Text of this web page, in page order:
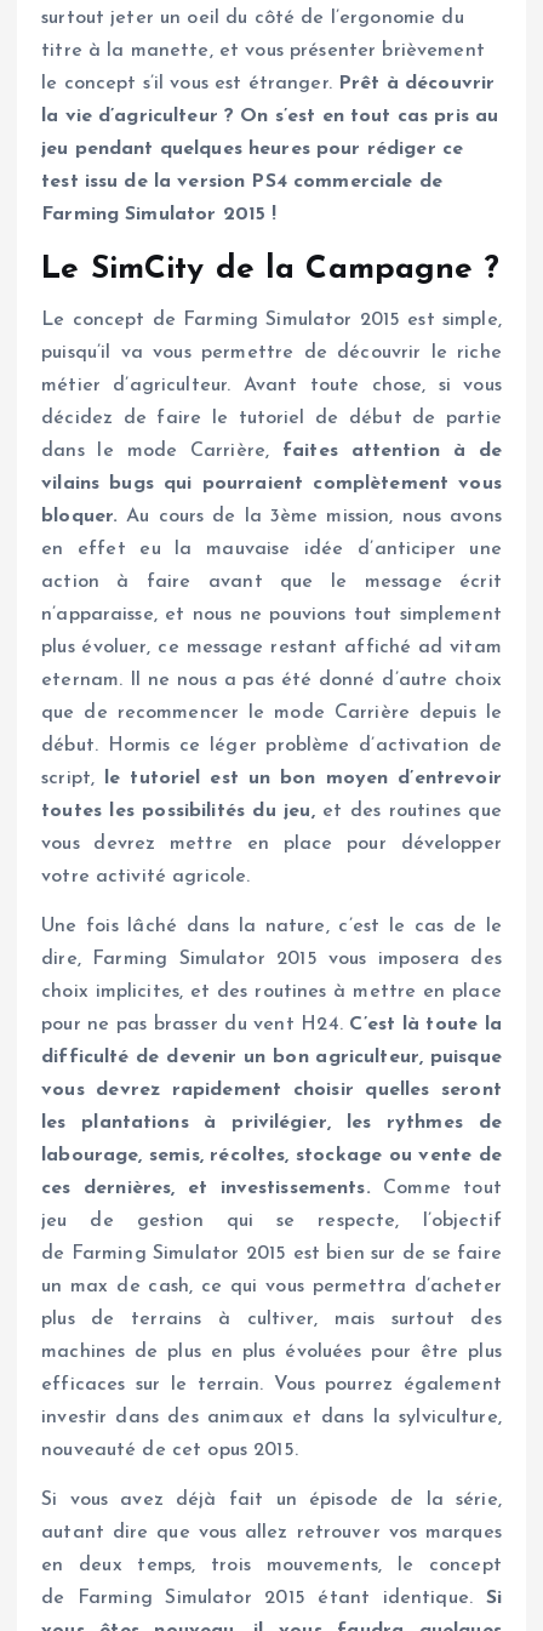
surtout jeter un oeil du côté de l’ergonomie du
titre à la manette, et vous présenter brièvement
le concept s’il vous est étranger. Prêt à découvrir
la vie d’agriculteur ? On s’est en tout cas pris au
jeu pendant quelques heures pour rédiger ce
test issu de la version PS4 commerciale de
Farming Simulator 2015 !
Le SimCity de la Campagne ?
Le concept de Farming Simulator 2015 est simple,
puisqu’il va vous permettre de découvrir le riche
métier d’agriculteur. Avant toute chose, si vous
décidez de faire le tutoriel de début de partie
dans le mode Carrière, faites attention à de
vilains bugs qui pourraient complètement vous
bloquer.Au cours de la 3ème mission, nous avons
en effet eu la mauvaise idée d’anticiper une
action à faire avant que le message écrit
n’apparaisse, et nous ne pouvions tout simplement
plus évoluer, ce message restant affiché ad vitam
eternam. Il ne nous a pas été donné d’autre choix
que de recommencer le mode Carrière depuis le
début. Hormis ce léger problème d’activation de
script,
le tutoriel est un bon moyen d’entrevoir
toutes les possibilités du jeu,et des routines que
vous devrez mettre en place pour développer
votre activité agricole.
Une fois lâché dans la nature, c’est le cas de le
dire, Farming Simulator 2015 vous imposera des
choix implicites, et des routines à mettre en place
pour ne pas brasser du vent H24. C’est là toute la
difficulté de devenir un bon agriculteur, puisque
vous devrez rapidement choisir quelles seront
les plantations à privilégier, les rythmes de
labourage, semis, récoltes, stockage ou vente de
ces dernières, et investissements. Comme tout
jeu de gestion qui se respecte, l’objectif
de Farming Simulator 2015 est bien sur de se faire
un max de cash, ce qui vous permettra d’acheter
plus de terrains à cultiver, mais surtout des
machines de plus en plus évoluées pour être plus
efficaces sur le terrain. Vous pourrez également
investir dans des animaux et dans la sylviculture,
nouveauté de cet opus 2015.
Si vous avez déjà fait un épisode de la série,
autant dire que vous allez retrouver vos marques
en deux temps, trois mouvements, le concept
de Farming Simulator 2015 étant identique. Si